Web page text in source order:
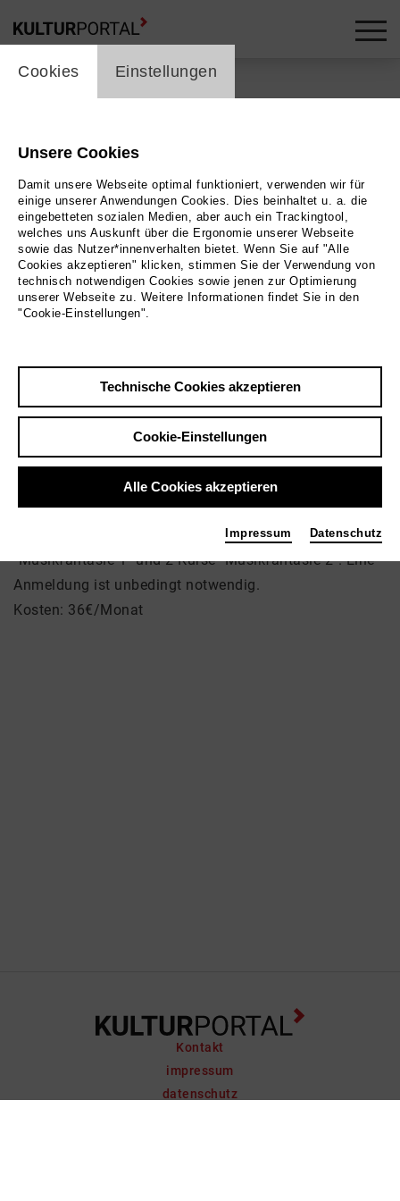
Zurück|Übersicht
Workshop / Seminar | Musik
Kurs - Zeiten
Musikgarten Oberberg
Musikgarten Oberberg
Es finden 3 Kurse à 45 Minuten statt. Es gibt 1 Kurs
"Musikfantasie 1" und 2 Kurse "Musikfantasie 2". Eine
Anmeldung ist unbedingt notwendig.
Kosten: 36€/Monat
Kontakt
impressum
datenschutz
cookie_layer
Cookies Einstellungen
Unsere Cookies
Damit unsere Webseite optimal funktioniert, verwenden wir für
einige unserer Anwendungen Cookies. Dies beinhaltet u. a. die
eingebetteten sozialen Medien, aber auch ein Trackingtool,
welches uns Auskunft über die Ergonomie unserer Webseite
sowie das Nutzer*innenverhalten bietet. Wenn Sie auf "Alle
Cookies akzeptieren" klicken, stimmen Sie der Verwendung von
technisch notwendigen Cookies sowie jenen zur Optimierung
unserer Webseite zu. Weitere Informationen findet Sie in den
"Cookie-Einstellungen".
Technische Cookies akzeptieren
Cookie-Einstellungen
Alle Cookies akzeptieren
Impressum Datenschutz